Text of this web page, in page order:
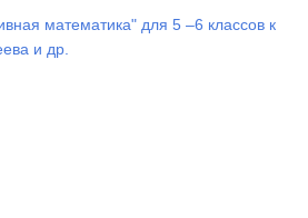
математика" для 5 –6 классов к
и др.